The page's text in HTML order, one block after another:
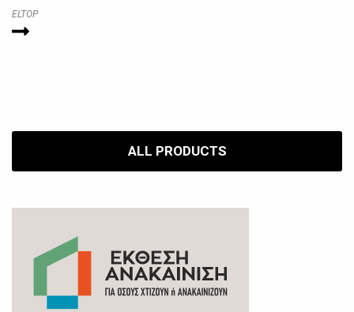
ELTOP
ALL PRODUCTS